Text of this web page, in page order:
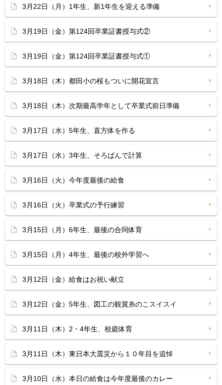
3月22日（月）1年生、新1年生を迎える準備
3月19日（金）第124回卒業証書授与式②
3月19日（金）第124回卒業証書授与式①
3月18日（木）都田小の桜もついに開花宣言
3月18日（木）次期最高学年として卒業式前日準備
3月17日（水）5年生、直方体を作る
3月17日（水）3年生、そろばんで計算
3月16日（火）今年度最後の給食
3月16日（火）卒業式の予行練習
3月15日（月）6年生、最後の合同体育
3月15日（月）4年生、最後の校外学習へ
3月12日（金）給食はお祝い献立
3月12日（金）5年生、図工の観賞糸のこスイスイ
3月11日（木）2・4年生、校庭体育
3月11日（木）東日本大震災から１０年目を追悼
3月10日（水）本日の給食は今年度最後のカレー